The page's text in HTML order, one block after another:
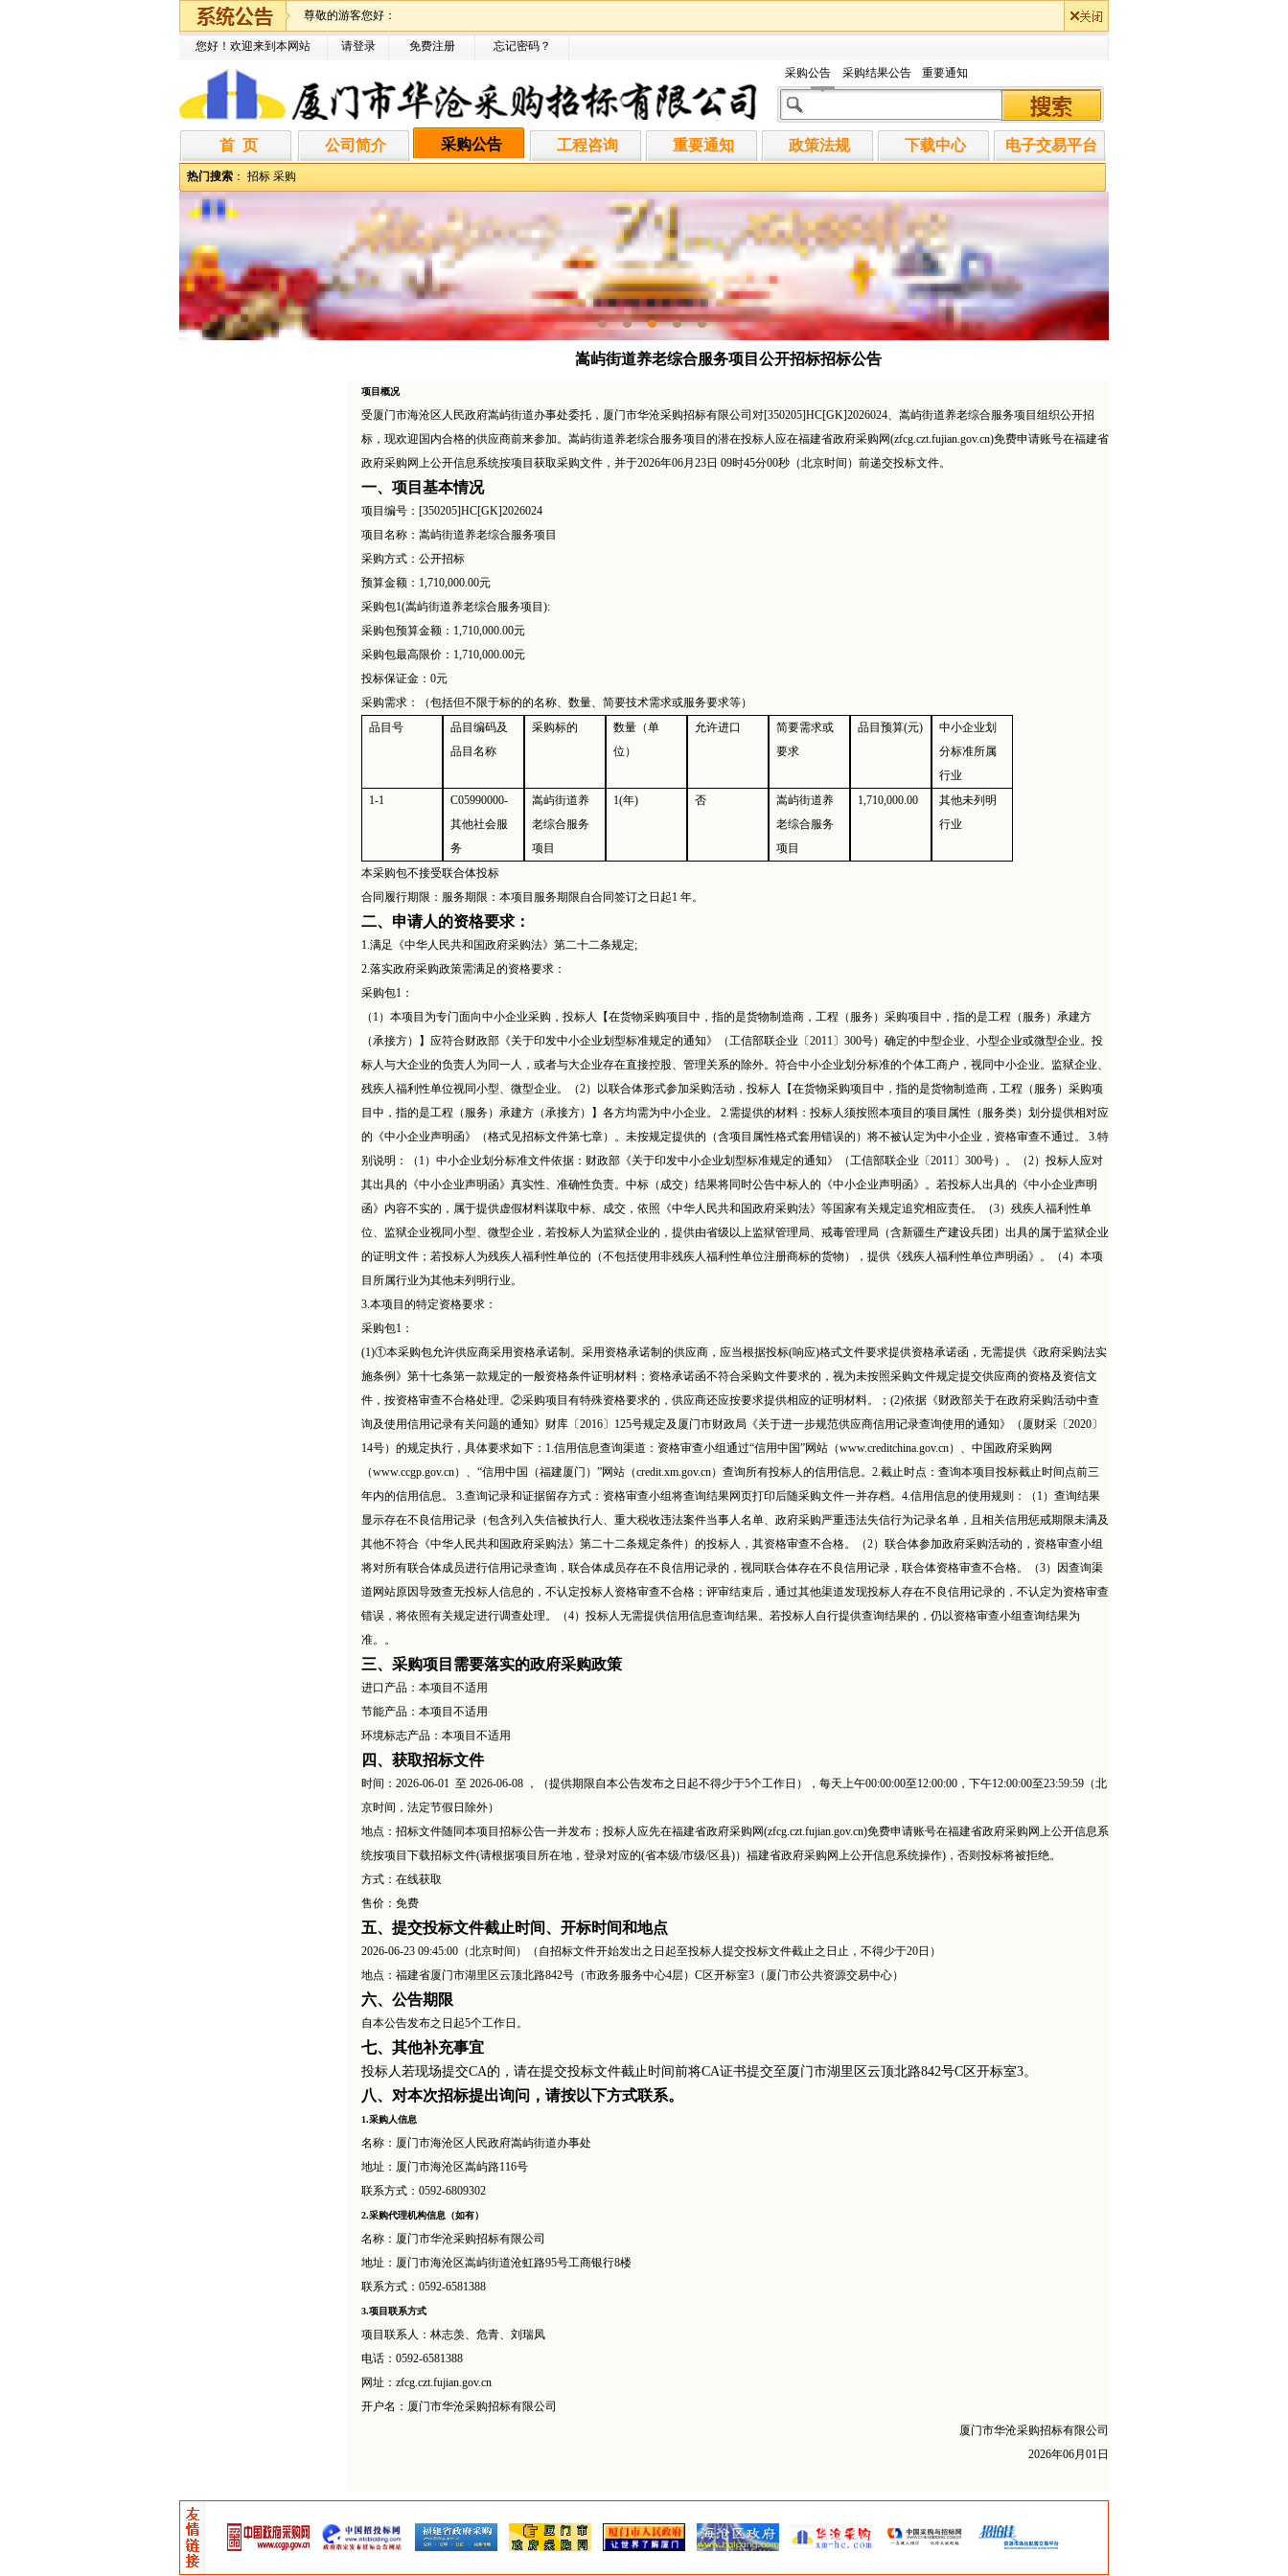
尊敬的游客您好：
您好！欢迎来到本网站 请登录 免费注册 忘记密码？
采购公告
采购结果公告 重要通知
首 页 公司简介 采购公告 工程咨询 重要通知 政策法规 下载中心 电子交易平台
热门搜索 ： 招标 采购
嵩屿街道养老综合服务项目公开招标招标公告
项目概况
受厦门市海沧区人民政府嵩屿街道办事处委托，厦门市华沧采购招标有限公司对[350205]HC[GK]2026024、嵩屿街道养老综合服务项目组织公开招
标，现欢迎国内合格的供应商前来参加。嵩屿街道养老综合服务项目的潜在投标人应在福建省政府采购网(zfcg.czt.fujian.gov.cn)免费申请账号在福建省
政府采购网上公开信息系统按项目获取采购文件，并于2026年06月23日 09时45分00秒（北京时间）前递交投标文件。
一、项目基本情况
项目编号： [350205]HC[GK]2026024
项目名称：嵩屿街道养老综合服务项目
采购方式：公开招标
预算金额： 1,710,000.00元
采购包1(嵩屿街道养老综合服务项目):
采购包预算金额： 1,710,000.00元
采购包最高限价： 1,710,000.00元
投标保证金： 0元
采购需求：（包括但不限于标的的名称、数量、简要技术需求或服务要求等）
品目号
品目编码及
品目名称
采购标的
数量（单
位）
允许进口
简要需求或
要求
品目预算(元)
中小企业划
分标准所属
行业
1-1
C05990000-
其他社会服
务
嵩屿街道养
老综合服务
项目
1(年) 否
嵩屿街道养
老综合服务
项目
1,710,000.00
其他未列明
行业
本采购包不接受联合体投标
合同履行期限：服务期限：本项目服务期限自合同签订之日起1 年。
二、申请人的资格要求：
1.满足《中华人民共和国政府采购法》第二十二条规定;
2.落实政府采购政策需满足的资格要求：
采购包1：
（ 1）本项目为专门面向中小企业采购，投标人【在货物采购项目中，指的是货物制造商，工程（服务）采购项目中，指的是工程（服务）承建方
（承接方）】应符合财政部《关于印发中小企业划型标准规定的通知》（工信部联企业〔2011〕300号）确定的中型企业、小型企业或微型企业。投
标人与大企业的负责人为同一人，或者与大企业存在直接控股、管理关系的除外。符合中小企业划分标准的个体工商户，视同中小企业。监狱企业、
残疾人福利性单位视同小型、微型企业。（2）以联合体形式参加采购活动，投标人【在货物采购项目中，指的是货物制造商，工程（服务）采购项
目中，指的是工程（服务）承建方（承接方）】各方均需为中小企业。 2.需提供的材料：投标人须按照本项目的项目属性（服务类）划分提供相对应
的《中小企业声明函》（格式见招标文件第七章）。未按规定提供的（含项目属性格式套用错误的）将不被认定为中小企业，资格审查不通过。 3.特
别说明：（1）中小企业划分标准文件依据：财政部《关于印发中小企业划型标准规定的通知》（工信部联企业〔2011〕300号）。（2）投标人应对
其出具的《中小企业声明函》真实性、准确性负责。中标（成交）结果将同时公告中标人的《中小企业声明函》。若投标人出具的《中小企业声明
函》内容不实的，属于提供虚假材料谋取中标、成交，依照《中华人民共和国政府采购法》等国家有关规定追究相应责任。（3）残疾人福利性单
位、监狱企业视同小型、微型企业，若投标人为监狱企业的，提供由省级以上监狱管理局、戒毒管理局（含新疆生产建设兵团）出具的属于监狱企业
的证明文件；若投标人为残疾人福利性单位的（不包括使用非残疾人福利性单位注册商标的货物），提供《残疾人福利性单位声明函》。（4）本项
目所属行业为其他未列明行业。
3.本项目的特定资格要求：
采购包1：
(1)①本采购包允许供应商采用资格承诺制。采用资格承诺制的供应商，应当根据投标(响应)格式文件要求提供资格承诺函，无需提供《政府采购法实
施条例》第十七条第一款规定的一般资格条件证明材料；资格承诺函不符合采购文件要求的，视为未按照采购文件规定提交供应商的资格及资信文
件，按资格审查不合格处理。②采购项目有特殊资格要求的，供应商还应按要求提供相应的证明材料。；(2)依据《财政部关于在政府采购活动中查
询及使用信用记录有关问题的通知》财库〔2016〕125号规定及厦门市财政局《关于进一步规范供应商信用记录查询使用的通知》（厦财采〔2020〕
14号）的规定执行，具体要求如下：1.信用信息查询渠道：资格审查小组通过“信用中国”网站（www.creditchina.gov.cn）、中国政府采购网
（www.ccgp.gov.cn）、“信用中国（福建厦门）”网站（credit.xm.gov.cn）查询所有投标人的信用信息。2.截止时点：查询本项目投标截止时间点前三
年内的信用信息。 3.查询记录和证据留存方式：资格审查小组将查询结果网页打印后随采购文件一并存档。4.信用信息的使用规则：（1）查询结果
显示存在不良信用记录（包含列入失信被执行人、重大税收违法案件当事人名单、政府采购严重违法失信行为记录名单，且相关信用惩戒期限未满及
其他不符合《中华人民共和国政府采购法》第二十二条规定条件）的投标人，其资格审查不合格。（2）联合体参加政府采购活动的，资格审查小组
将对所有联合体成员进行信用记录查询，联合体成员存在不良信用记录的，视同联合体存在不良信用记录，联合体资格审查不合格。（3）因查询渠
道网站原因导致查无投标人信息的，不认定投标人资格审查不合格；评审结束后，通过其他渠道发现投标人存在不良信用记录的，不认定为资格审查
错误，将依照有关规定进行调查处理。（4）投标人无需提供信用信息查询结果。若投标人自行提供查询结果的，仍以资格审查小组查询结果为
准。。
三、采购项目需要落实的政府采购政策
进口产品：本项目不适用
节能产品：本项目不适用
环境标志产品：本项目不适用
四、获取招标文件
时间： 2026-06-01 至 2026-06-08 ，（提供期限自本公告发布之日起不得少于5个工作日），每天上午00:00:00至12:00:00，下午12:00:00至23:59:59（北
京时间，法定节假日除外）
地点：招标文件随同本项目招标公告一并发布；投标人应先在福建省政府采购网(zfcg.czt.fujian.gov.cn)免费申请账号在福建省政府采购网上公开信息系
统按项目下载招标文件(请根据项目所在地，登录对应的(省本级/市级/区县)）福建省政府采购网上公开信息系统操作)，否则投标将被拒绝。
方式：在线获取
售价：免费
五、提交投标文件截止时间、开标时间和地点
2026-06-23 09:45:00（北京时间）（自招标文件开始发出之日起至投标人提交投标文件截止之日止，不得少于20日）
地点：福建省厦门市湖里区云顶北路842号（市政务服务中心4层）C区开标室3（厦门市公共资源交易中心）
六、公告期限
自本公告发布之日起5个工作日。
七、其他补充事宜
投标人若现场提交CA的，请在提交投标文件截止时间前将CA证书提交至厦门市湖里区云顶北路842号C区开标室3。
八、对本次招标提出询问，请按以下方式联系。
1.采购人信息
名称：厦门市海沧区人民政府嵩屿街道办事处
地址：厦门市海沧区嵩屿路116号
联系方式： 0592-6809302
2.采购代理机构信息（如有）
名称：厦门市华沧采购招标有限公司
地址：厦门市海沧区嵩屿街道沧虹路95号工商银行8楼
联系方式： 0592-6581388
3.项目联系方式
项目联系人：林志羡、危青、刘瑞凤
电话： 0592-6581388
网址： zfcg.czt.fujian.gov.cn
开户名：厦门市华沧采购招标有限公司
厦门市华沧采购招标有限公司
2026年06月01日